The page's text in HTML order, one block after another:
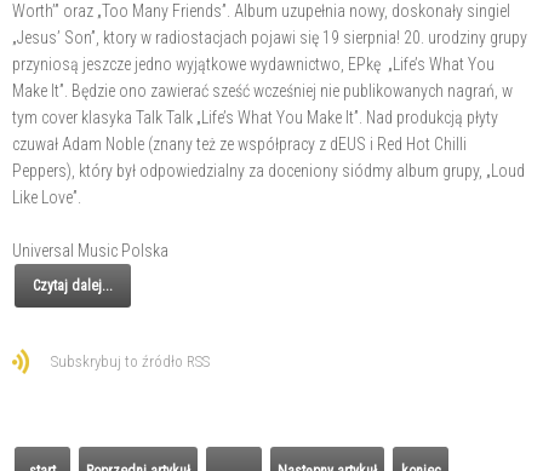
Worth’” oraz „Too Many Friends”. Album uzupełnia nowy, doskonały singiel
„Jesus’ Son”, ktory w radiostacjach pojawi się 19 sierpnia! 20. urodziny grupy
przyniosą jeszcze jedno wyjątkowe wydawnictwo, EPkę „Life’s What You
Make It”. Będzie ono zawierać sześć wcześniej nie publikowanych nagrań, w
tym cover klasyka Talk Talk „Life’s What You Make It”. Nad produkcją płyty
czuwał Adam Noble (znany też ze współpracy z dEUS i Red Hot Chilli
Peppers), który był odpowiedzialny za doceniony siódmy album grupy, „Loud
Like Love”.
Universal Music Polska
Czytaj dalej...
Subskrybuj to źródło RSS